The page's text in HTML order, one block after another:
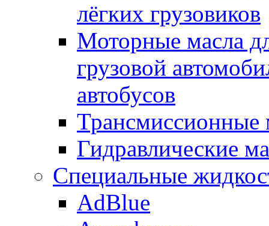
лёгких грузовиков
Моторные масла
грузовой
автобусов
Трансмиссионные
Гидравлические
Специальные
AdBlue